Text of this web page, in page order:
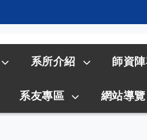
系所介紹 師資
系友專區 網站導覽